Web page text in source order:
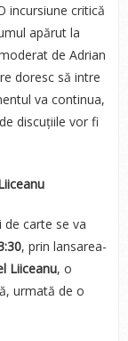
incursiune critică
apărut la
de Adrian
doresc să intre
va continua,
discuțiile vor fi
carte se va
, prin lansarea-
Liiceanu, o
urmată de o